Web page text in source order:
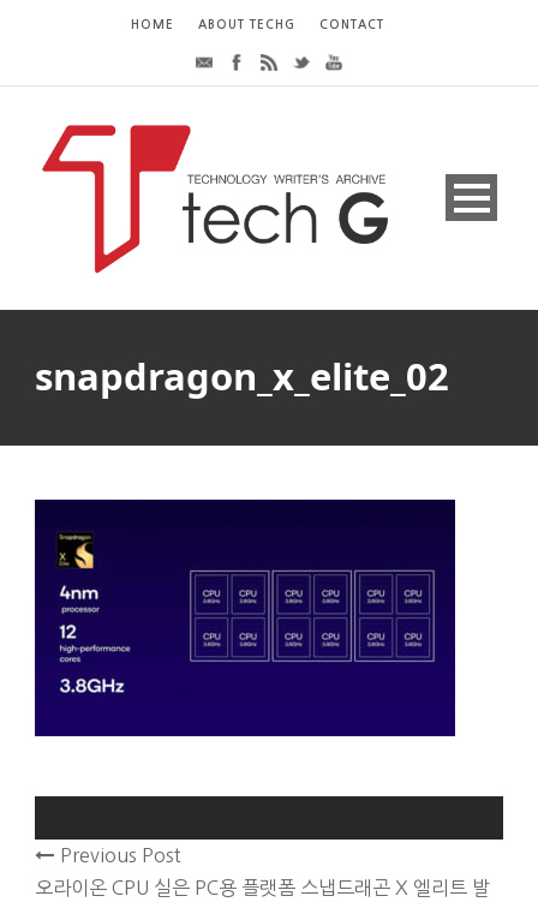
HOME ABOUT TECHG CONTACT
snapdragon_x_elite_02
Previous Post
오라이온 CPU 실은 PC용 플랫폼 스냅드래곤 X 엘리트 발